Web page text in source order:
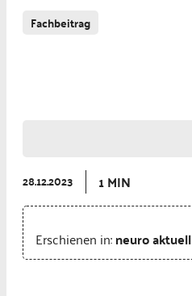
Fachbeitrag
28.12.2023 1 MIN
Erschienen in:neuro aktuell